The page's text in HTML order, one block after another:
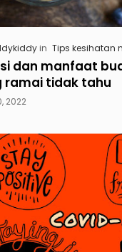
Tips kesihatan
dan manfaat
ramai tidak tahu
2022